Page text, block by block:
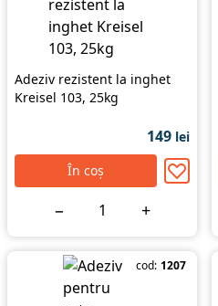
Adeziv rezistent la inghet
Kreisel 103, 25kg
149 lei
În coș
− +
cod: 1207